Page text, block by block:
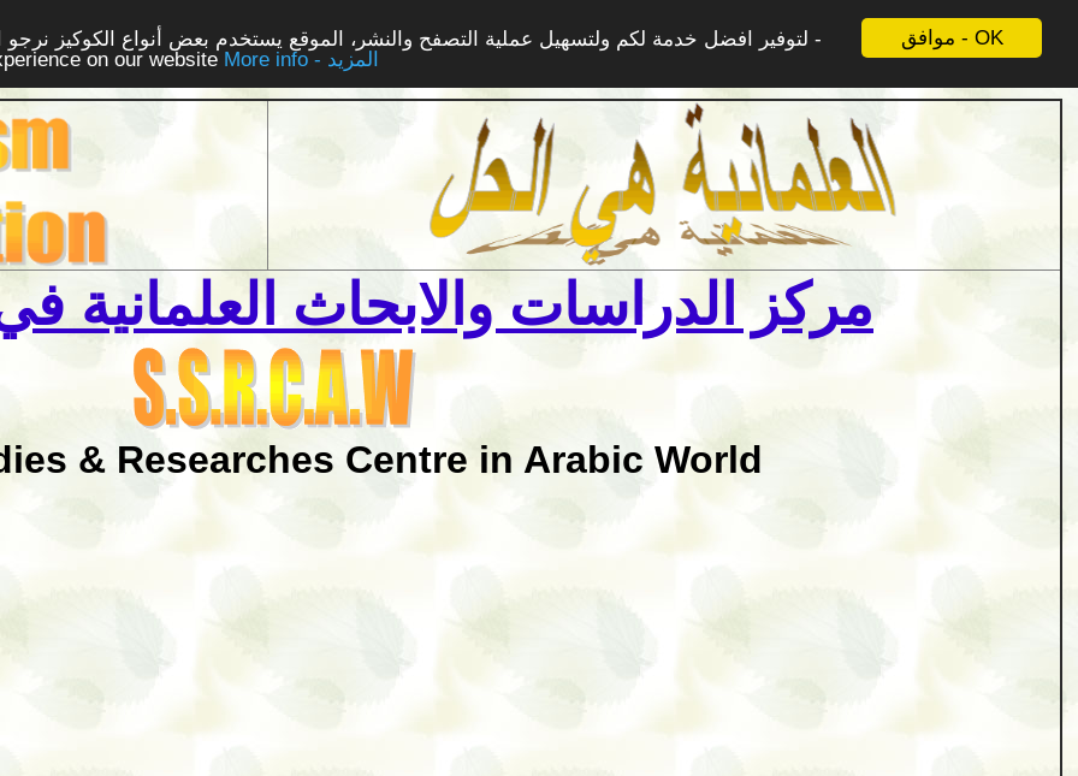
موافق - OK
لتوفير افضل خدمة لكم ولتسهيل عملية التصفح والنشر، الموقع يستخدم بعض أنواع الكوكيز
on our website
More info - المزيد
مركز الدراسات والابحاث العلمانية
& Researches Centre in Arabic World